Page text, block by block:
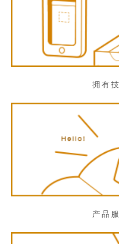
拥有
产品